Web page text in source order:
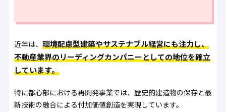
近年は、 環境配慮型建築やサステナブル経営にも注力し、
不動産業界のリーディングカンパニーとしての地位を確立
しています。
特に都心部における再開発事業では、歴史的建造物の保存と最
新技術の融合による付加価値創造を実現しています。